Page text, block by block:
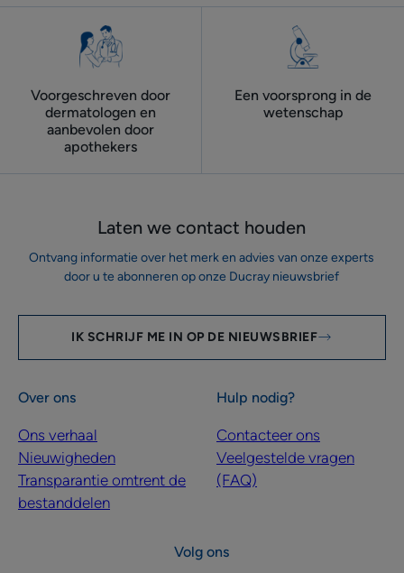
Voorgeschreven door
dermatologen ​en
aanbevolen door
apothekers
Een voorsprong in de
wetenschap
Laten we contact houden
Ontvang informatie over het merk en advies van onze experts
door u te abonneren op onze Ducray nieuwsbrief
IK SCHRIJF ME IN OP DE NIEUWSBRIEF
Over ons
Ons verhaal
Nieuwigheden
Transparantie omtrent de
bestanddelen
Hulp nodig?
Contacteer ons
Veelgestelde vragen
(FAQ)
Volg ons